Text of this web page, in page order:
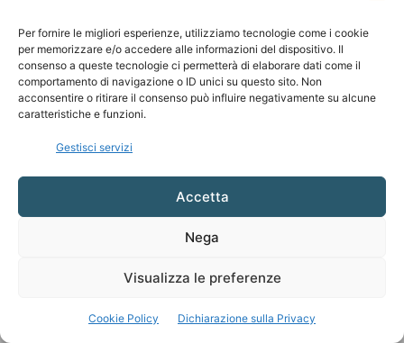
Per fornire le migliori esperienze, utilizziamo tecnologie come i cookie
per memorizzare e/o accedere alle informazioni del dispositivo. Il
consenso a queste tecnologie ci permetterà di elaborare dati come il
comportamento di navigazione o ID unici su questo sito. Non
acconsentire o ritirare il consenso può influire negativamente su alcune
caratteristiche e funzioni.
Gestisci servizi
Accetta
Nega
Visualizza le preferenze
Cookie Policy Dichiarazione sulla Privacy
CHI SIAMO
Contattaci:coelumastro@coelum.com